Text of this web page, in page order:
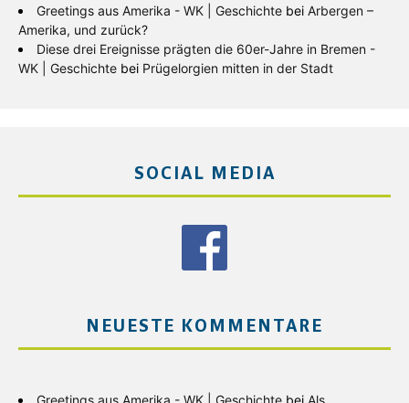
Greetings aus Amerika - WK | Geschichte bei Arbergen –
Amerika, und zurück?
Diese drei Ereignisse prägten die 60er-Jahre in Bremen -
WK | Geschichte bei Prügelorgien mitten in der Stadt
SOCIAL MEDIA
NEUESTE KOMMENTARE